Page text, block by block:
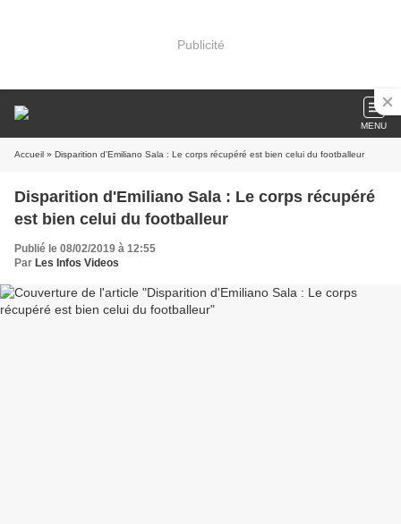
Publicité
MENU
Accueil » Disparition d'Emiliano Sala : Le corps récupéré est bien celui du footballeur
Disparition d'Emiliano Sala : Le corps récupéré
est bien celui du footballeur
Publié le 08/02/2019 à 12:55
Par Les Infos Videos